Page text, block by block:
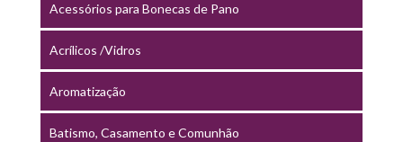
Acessórios para Bonecas de Pano
Acrílicos /Vidros
Aromatização
Batismo, Casamento e Comunhão